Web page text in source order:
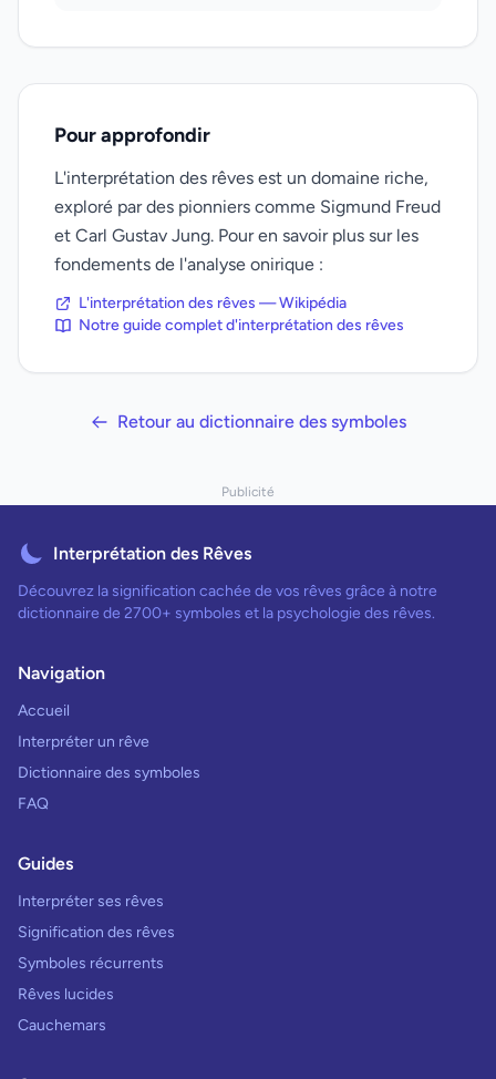
Pour approfondir
L'interprétation des rêves est un domaine riche,
exploré par des pionniers comme Sigmund Freud
et Carl Gustav Jung. Pour en savoir plus sur les
fondements de l'analyse onirique :
L'interprétation des rêves — Wikipédia
Notre guide complet d'interprétation des rêves
Retour au dictionnaire des symboles
Publicité
Interprétation des Rêves
Découvrez la signification cachée de vos rêves grâce à notre
dictionnaire de 2700+ symboles et la psychologie des rêves.
Navigation
Accueil
Interpréter un rêve
Dictionnaire des symboles
FAQ
Guides
Interpréter ses rêves
Signification des rêves
Symboles récurrents
Rêves lucides
Cauchemars